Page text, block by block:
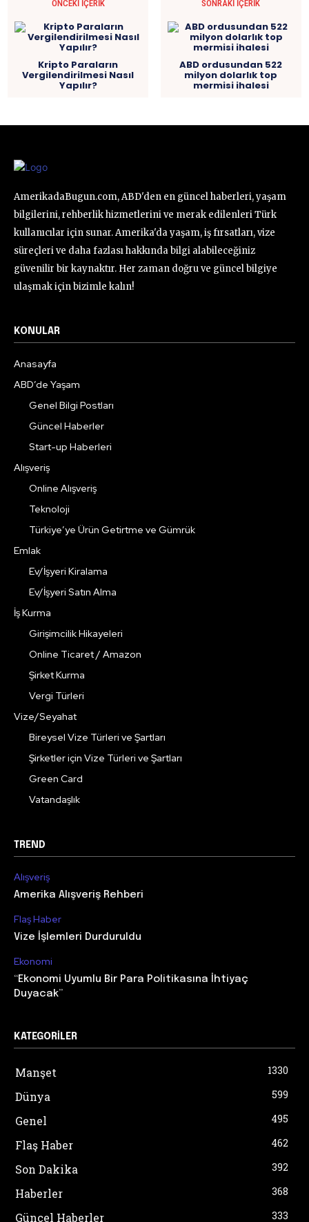
ÖNCEKI İÇERIK
Kripto Paraların
Vergilendirilmesi Nasıl
Yapılır?
SONRAKI İÇERIK
ABD ordusundan 522
milyon dolarlık top
mermisi ihalesi
AmerikadaBugun.com, ABD'den en güncel haberleri, yaşam
bilgilerini, rehberlik hizmetlerini ve merak edilenleri Türk
kullanıcılar için sunar. Amerika'da yaşam, iş fırsatları, vize
süreçleri ve daha fazlası hakkında bilgi alabileceğiniz
güvenilir bir kaynaktır. Her zaman doğru ve güncel bilgiye
ulaşmak için bizimle kalın!
KONULAR
Anasayfa
ABD’de Yaşam
Genel Bilgi Postları
Güncel Haberler
Start-up Haberleri
Alışveriş
Online Alışveriş
Teknoloji
Türkiye’ye Ürün Getirtme ve Gümrük
Emlak
Ev/İşyeri Kiralama
Ev/İşyeri Satın Alma
İş Kurma
Girişimcilik Hikayeleri
Online Ticaret / Amazon
Şirket Kurma
Vergi Türleri
Vize/Seyahat
Bireysel Vize Türleri ve Şartları
Şirketler için Vize Türleri ve Şartları
Green Card
Vatandaşlık
TREND
Alışveriş
Amerika Alışveriş Rehberi
Flaş Haber
Vize İşlemleri Durduruldu
Ekonomi
“Ekonomi Uyumlu Bir Para Politikasına İhtiyaç
Duyacak”
KATEGORILER
Manşet 1330
Dünya 599
Genel 495
Flaş Haber 462
Son Dakika 392
Haberler 368
Güncel Haberler 333